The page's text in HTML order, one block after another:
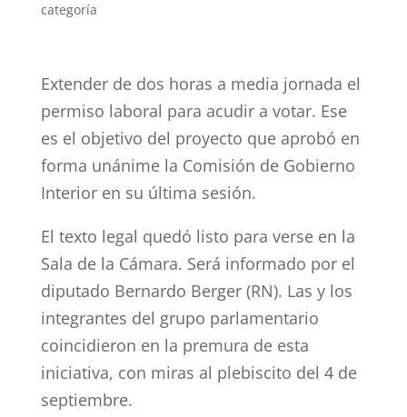
categoría
Extender de dos horas a media jornada el
permiso laboral para acudir a votar. Ese
es el objetivo del proyecto que aprobó en
forma unánime la Comisión de Gobierno
Interior en su última sesión.
El texto legal quedó listo para verse en la
Sala de la Cámara. Será informado por el
diputado Bernardo Berger (RN). Las y los
integrantes del grupo parlamentario
coincidieron en la premura de esta
iniciativa, con miras al plebiscito del 4 de
septiembre.